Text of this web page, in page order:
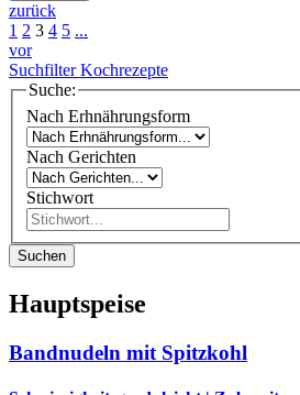
zurück
1 2 3 4 5 ...
vor
Suchfilter Kochrezepte
Suche:
Nach Erhnährungsform
Nach Gerichten
Stichwort
Suchen
Hauptspeise
Bandnudeln mit Spitzkohl